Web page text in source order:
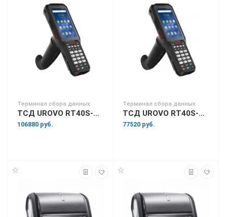
Терминал сбора данных
ТСД UROVO RT40S-SS6X13E4031HF
106880 руб.
Терминал сбора данных
ТСД UROVO RT40S-SS6X13E4031HQ
77520 руб.